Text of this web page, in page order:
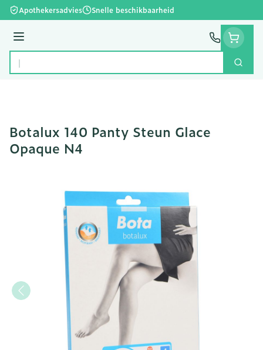
Ga naar de inhoud
Apothekersadvies Snelle beschikbaarheid
Menu
Product, merk, categorie...
Zoek
Botalux 140 Panty Steun Glace
Opaque N4